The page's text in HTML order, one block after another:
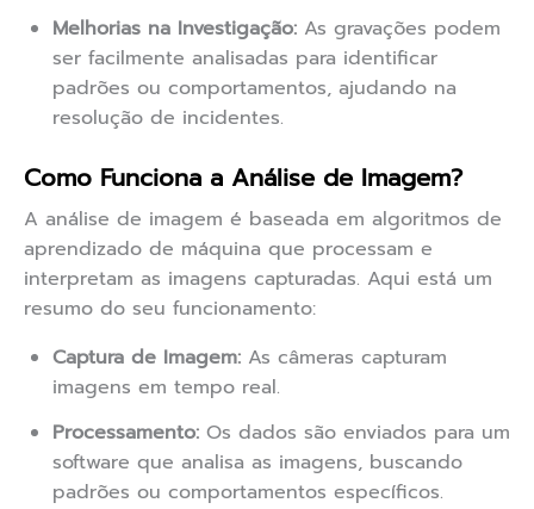
Melhorias na Investigação: As gravações podem
ser facilmente analisadas para identificar
padrões ou comportamentos, ajudando na
resolução de incidentes.
Como Funciona a Análise de Imagem?
A análise de imagem é baseada em algoritmos de
aprendizado de máquina que processam e
interpretam as imagens capturadas. Aqui está um
resumo do seu funcionamento:
Captura de Imagem: As câmeras capturam
imagens em tempo real.
Processamento: Os dados são enviados para um
software que analisa as imagens, buscando
padrões ou comportamentos específicos.